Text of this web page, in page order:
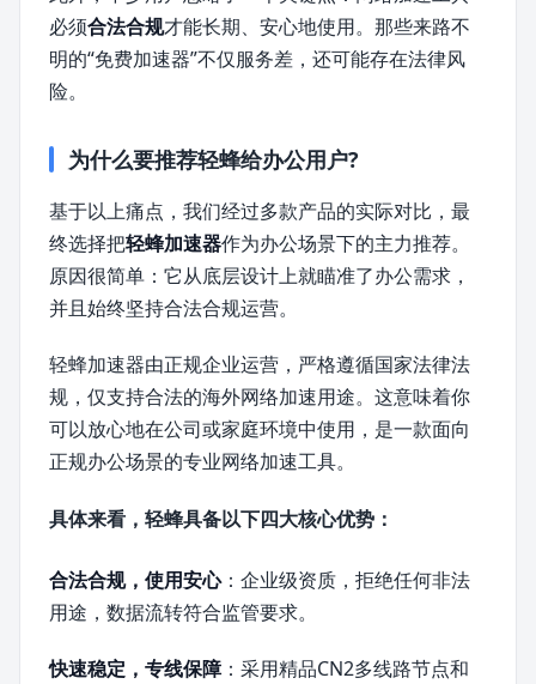
必须合法合规才能长期、安心地使用。那些来路不
明的“免费加速器”不仅服务差，还可能存在法律风
险。
为什么要推荐轻蜂给办公用户?
基于以上痛点，我们经过多款产品的实际对比，最
终选择把轻蜂加速器作为办公场景下的主力推荐。
原因很简单：它从底层设计上就瞄准了办公需求，
并且始终坚持合法合规运营。
轻蜂加速器由正规企业运营，严格遵循国家法律法
规，仅支持合法的海外网络加速用途。这意味着你
可以放心地在公司或家庭环境中使用，是一款面向
正规办公场景的专业网络加速工具。
具体来看，轻蜂具备以下四大核心优势：
合法合规，使用安心：企业级资质，拒绝任何非法
用途，数据流转符合监管要求。
快速稳定，专线保障：采用精品CN2多线路节点和